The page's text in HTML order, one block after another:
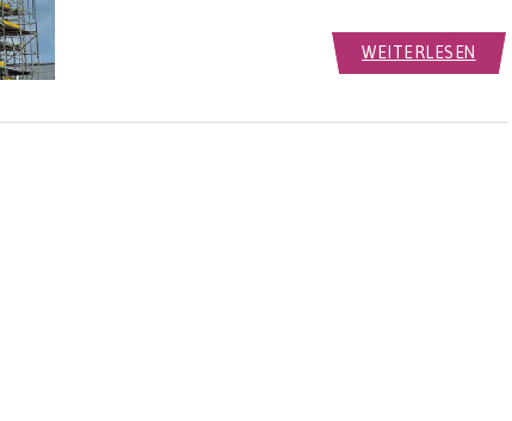
WEITERLESEN